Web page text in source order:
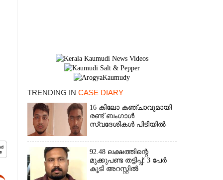
TRENDING IN CASE DIARY
16 കിലോ കഞ്ചാവുമായി
രണ്ട് ബംഗാൾ
സ്വദേശികൾ പിടിയിൽ
92.48 ലക്ഷത്തിന്റെ
മുക്കുപണ്ട തട്ടിപ്പ്: 3 പേർ
കൂടി അറസ്റ്റിൽ
×